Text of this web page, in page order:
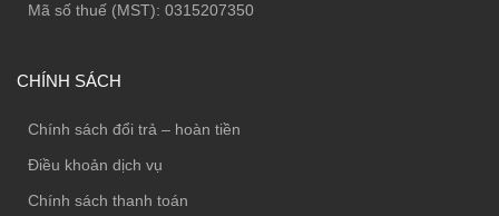
Mã số thuế (MST): 0315207350
CHÍNH SÁCH
Chính sách đổi trả – hoàn tiền
Điều khoản dịch vụ
Chính sách thanh toán